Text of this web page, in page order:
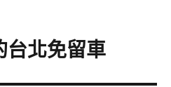
台北免留車